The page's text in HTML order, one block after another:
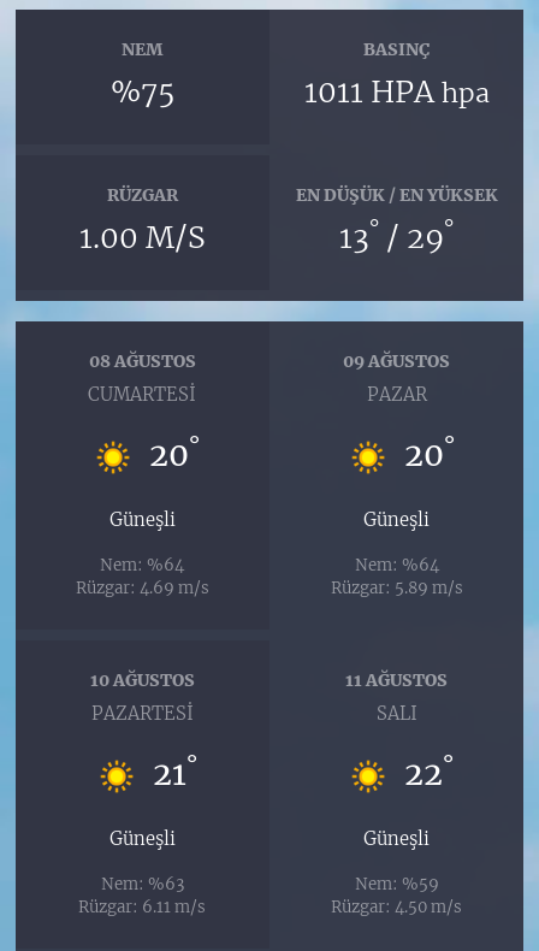
NEM
%75
BASINÇ
1011 HPAhpa
RÜZGAR
1.00 M/S
EN DÜŞÜK / EN YÜKSEK
13° / 29°
08 AĞUSTOS
CUMARTESI
20°
Güneşli
Nem: %64
Rüzgar: 4.69 m/s
09 AĞUSTOS
PAZAR
20°
Güneşli
Nem: %64
Rüzgar: 5.89 m/s
10 AĞUSTOS
PAZARTESI
21°
Güneşli
Nem: %63
Rüzgar: 6.11 m/s
11 AĞUSTOS
SALI
22°
Güneşli
Nem: %59
Rüzgar: 4.50 m/s